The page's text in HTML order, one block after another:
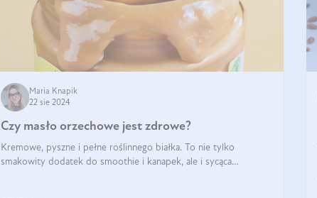
Maria Knapik
22 sie 2024
Czy masło orzechowe jest zdrowe?
Kremowe, pyszne i pełne roślinnego białka. To nie tylko
smakowity dodatek do smoothie i kanapek, ale i sycąca